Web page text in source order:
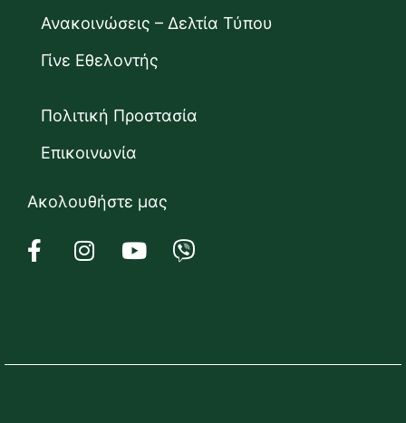
Ανακοινώσεις – Δελτία Τύπου
Γίνε Εθελοντής
Πολιτική Προστασία
Επικοινωνία
Ακολουθήστε μας